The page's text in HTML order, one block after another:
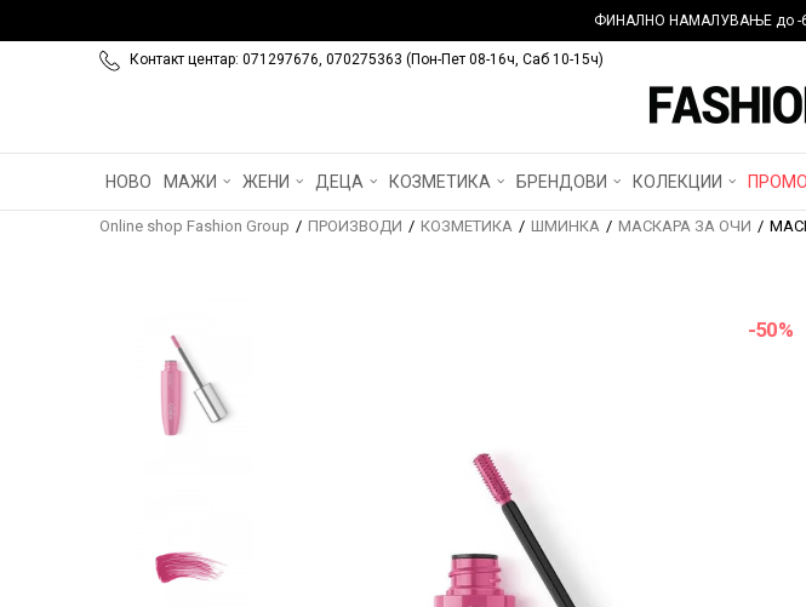
ФИНАЛНО НАМАЛУВАЊЕ до -
Контакт центар: 071297676, 070275363 (Пон-Пет 08-16ч, Саб 10-15ч)
НОВО МАЖИ ЖЕНИ ДЕЦА КОЗМЕТИКА БРЕНДОВИ КОЛЕКЦИИ
Online shop Fashion Group ПРОИЗВОДИ КОЗМЕТИКА ШМИНКА МАСКАРА ЗА ОЧИ
-50%